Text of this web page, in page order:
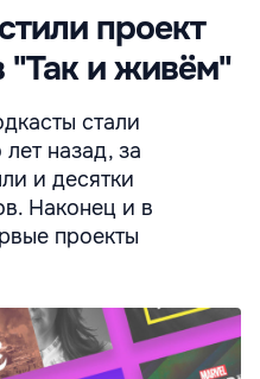
проект
"Так и живём"
стали
назад, за
и десятки
Наконец и в
проекты